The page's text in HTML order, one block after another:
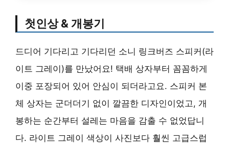
첫인상 & 개봉기
드디어 기다리고 기다리던 소니 링크버즈 스피커(라
이트 그레이)를 만났어요! 택배 상자부터 꼼꼼하게
이중 포장되어 있어 안심이 되더라고요. 스피커 본
체 상자는 군더더기 없이 깔끔한 디자인이었고, 개
봉하는 순간부터 설레는 마음을 감출 수 없었답니
다. 라이트 그레이 색상이 사진보다 훨씬 고급스럽